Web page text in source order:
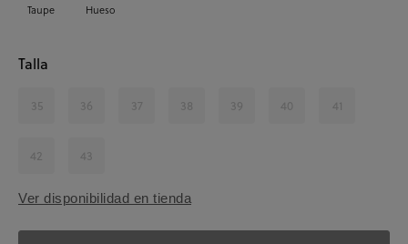
Taupe Hueso
Talla
35 36 37 38 39 40 41
42 43
Ver disponibilidad en tienda